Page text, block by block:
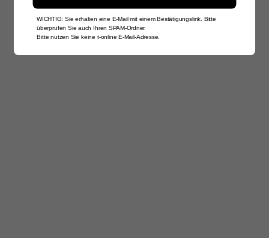
WICHTIG: Sie erhalten eine E-Mail mit einem Bestätigungslink. Bitte
überprüfen Sie auch Ihren SPAM-Ordner.
Bitte nutzen Sie keine t-online E-Mail-Adresse.